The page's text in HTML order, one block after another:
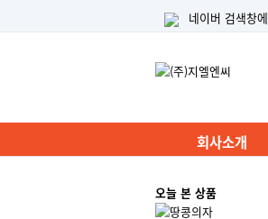
네이버 검색창에
회사소개
오늘 본 상품